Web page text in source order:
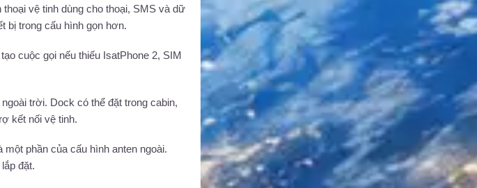
vệ tinh dùng cho thoại, SMS và dữ
bị trong cấu hình gọn hơn.
cuộc gọi nếu thiếu IsatPhone 2, SIM
trời. Dock có thể đặt trong cabin,
kết nối vệ tinh.
phần của cấu hình anten ngoài.
đặt.